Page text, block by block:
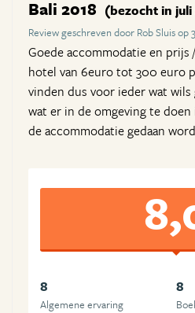
Bali 2018 (bezocht in juli
Review geschreven door Rob Sluis op
Goede accommodatie en prijs
hotel van 6euro tot 300 euro
vinden dus voor ieder wat
wat er in de omgeving te
de accommodatie gedaan
8
Algemene ervaring
8